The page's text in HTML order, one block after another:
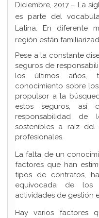
Diciembre, 2017 – La
es parte del
Latina. En diferente
región están
Pese a la constante
seguros de
los últimos años,
conocimiento sobre
propulsor a la
estos seguros, así
responsabilidad de
sostenibles a raíz del
profesionales.
La falta de un
factores que han
tipos de contratos,
equivocada de los
actividades de gestión
Hay varios factores